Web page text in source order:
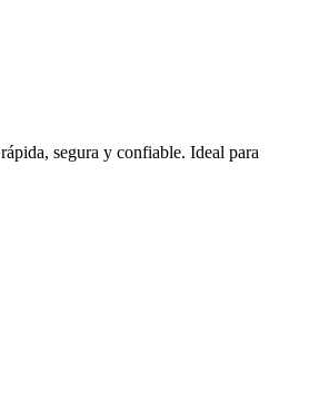
segura y confiable. Ideal para